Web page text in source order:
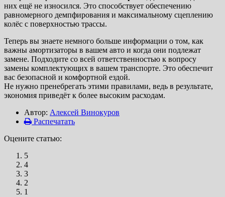
них ещё не износился. Это способствует обеспечению
равномерного демпфирования и максимальному сцеплению
колёс с поверхностью трассы.
Теперь вы знаете немного больше информации о том, как
важны амортизаторы в вашем авто и когда они подлежат
замене. Подходите со всей ответственностью к вопросу
замены комплектующих в вашем транспорте. Это обеспечит
вас безопасной и комфортной ездой.
Не нужно пренебрегать этими правилами, ведь в результате,
экономия приведёт к более высоким расходам.
Автор: Алексей Винокуров
Распечатать
Оцените статью:
5
4
3
2
1